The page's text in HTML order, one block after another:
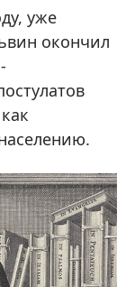
уже
окончил